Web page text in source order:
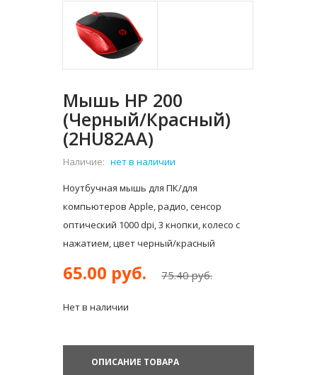
Мышь HP 200
(черный/красный)
(2HU82AA)
Наличие: нет в наличии
Ноутбучная мышь для ПК/для
компьютеров Apple, радио, сенсор
оптический 1000 dpi, 3 кнопки, колесо с
нажатием, цвет черный/красный
65.00 руб. 75.40 руб.
Нет в наличии
ОПИСАНИЕ ТОВАРА